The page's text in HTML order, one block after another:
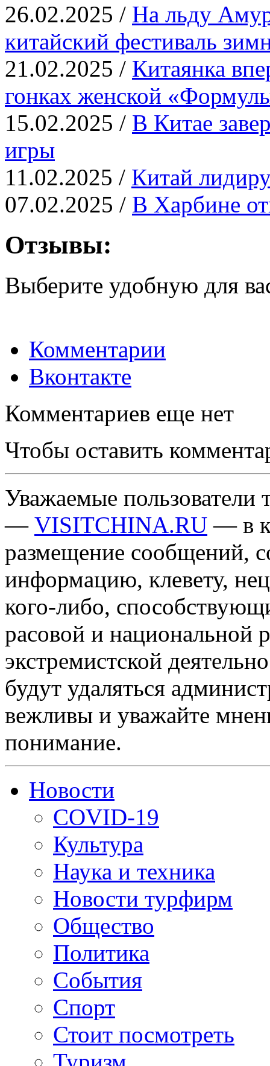
26.02.2025 / На льду
китайский фестиваль
21.02.2025 / Китаянка
гонках женской
15.02.2025 / В Китае
игры
11.02.2025 / Китай
07.02.2025 / В Харбине
Отзывы:
Выберите удобную для
Комментарии
Вконтакте
Комментариев еще нет
Чтобы оставить
Уважаемые пользователи
— VISITCHINA.RU — в
размещение сообщений,
информацию, клевету,
кого-либо,
расовой и национальной
экстремистской
будут удаляться
вежливы и уважайте
понимание.
Новости
COVID-19
Культура
Наука и техника
Новости турфирм
Общество
Политика
События
Спорт
Стоит посмотреть